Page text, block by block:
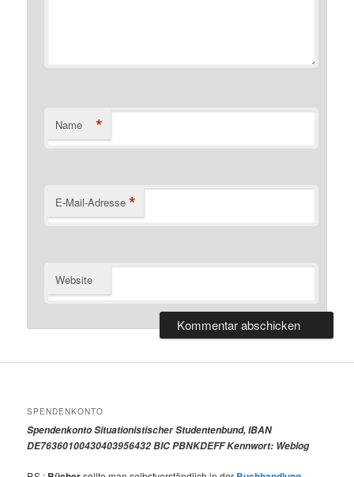
Name *
E-Mail-Adresse *
Website
SPENDENKONTO
Spendenkonto Situationistischer Studentenbund, IBAN
DE76360100430403956432 BIC PBNKDEFF Kennwort: Weblog